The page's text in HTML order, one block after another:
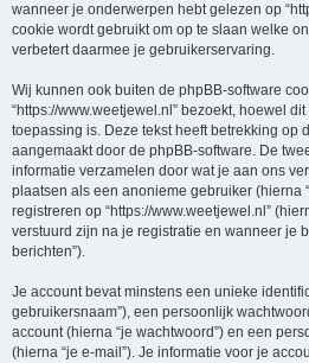
wanneer je onderwerpen hebt gelezen op
cookie wordt gebruikt om op te slaan welke
verbetert daarmee je gebruikerservaring.
Wij kunnen ook buiten de phpBB-software
“https://www.weetjewel.nl” bezoekt, hoewel
toepassing is. Deze tekst heeft betrekking op
aangemaakt door de phpBB-software. De
informatie verzamelen door wat je aan ons
plaatsen als een anonieme gebruiker (hierna
registreren op “https://www.weetjewel.nl”
verstuurd zijn na je registratie en wanneer je
berichten”).
Je account bevat minstens een unieke
gebruikersnaam”), een persoonlijk
account (hierna “je wachtwoord”) en een
(hierna “je e-mail”). Je informatie voor je